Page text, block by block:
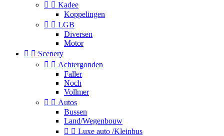
  Kadee
Koppelingen
  LGB
Diversen
Motor
  Scenery
  Achtergonden
Faller
Noch
Vollmer
  Autos
Bussen
Land/Wegenbouw
  Luxe auto /Kleinbus